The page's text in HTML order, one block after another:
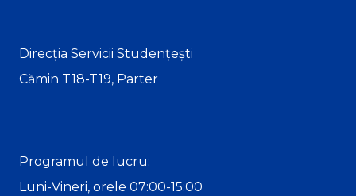
Direcția Servicii Studențești
Cămin T18-T19, Parter
Programul de lucru:
Luni-Vineri, orele 07:00-15:00